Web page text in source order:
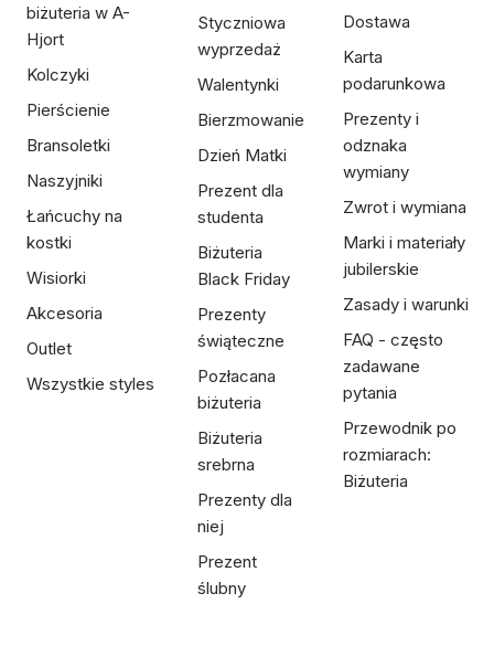
biżuteria w A-
Hjort
Kolczyki
Pierścienie
Bransoletki
Naszyjniki
Łańcuchy na
kostki
Wisiorki
Akcesoria
Outlet
Wszystkie styles
Styczniowa
wyprzedaż
Walentynki
Bierzmowanie
Dzień Matki
Prezent dla
studenta
Biżuteria
Black Friday
Prezenty
świąteczne
Pozłacana
biżuteria
Biżuteria
srebrna
Prezenty dla
niej
Prezent
ślubny
Dostawa
Karta
podarunkowa
Prezenty i
odznaka
wymiany
Zwrot i wymiana
Marki i materiały
jubilerskie
Zasady i warunki
FAQ - często
zadawane
pytania
Przewodnik po
rozmiarach:
Biżuteria